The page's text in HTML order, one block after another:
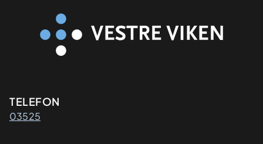
Kontaktinformasjon
TELEFON
03525